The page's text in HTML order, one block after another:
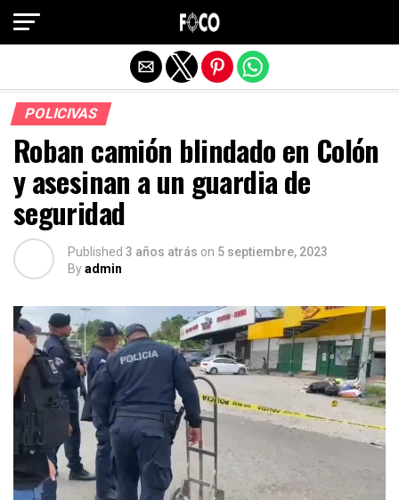
POLICIVAS
Roban camión blindado en Colón
y asesinan a un guardia de
seguridad
Published 3 años atrás on 5 septiembre, 2023
Byadmin
Salir de la versión móvil